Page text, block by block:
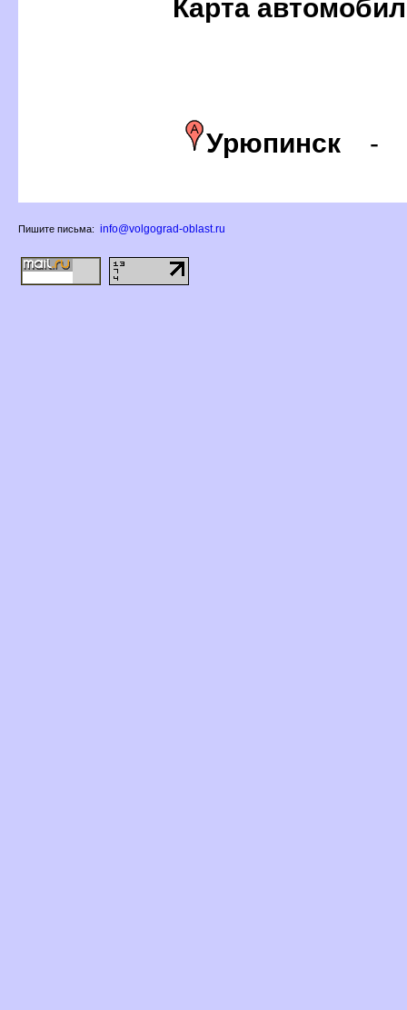
Карта
Урюпинск -
Пишите письма: info@volgograd-oblast.ru